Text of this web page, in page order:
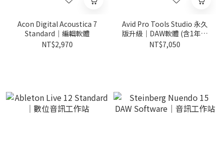
Acon Digital Acoustica 7
Standard｜編輯軟體
NT$2,970
Avid Pro Tools Studio 永久
版升級｜DAW軟體 (含1年升
級與支援)
NT$7,050